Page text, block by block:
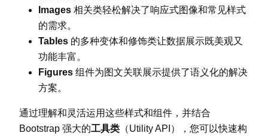
Images 相关类轻松解决了响应式图像和常见样式
的需求。
Tables 的多种变体和修饰类让数据展示既美观又
功能丰富。
Figures 组件为图文关联展示提供了语义化的解决
方案。
通过理解和灵活运用这些样式和组件，并结合
Bootstrap 强大的工具类 （Utility API），您可以快速构